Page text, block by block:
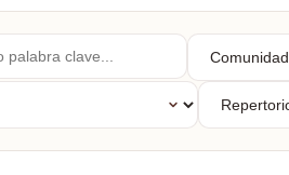
Comunidades
Autónomas
Repertorios